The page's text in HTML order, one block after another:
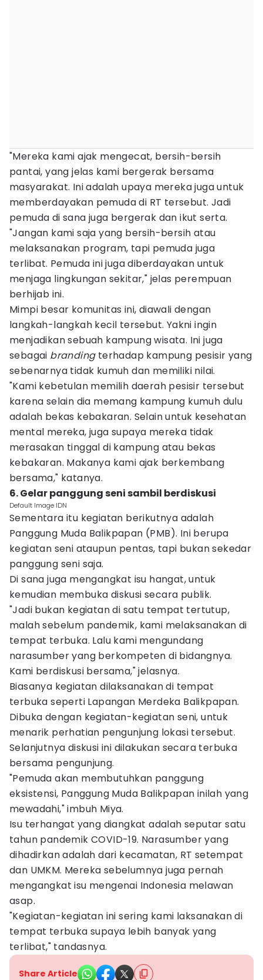
"Mereka kami ajak mengecat, bersih-bersih
pantai, yang jelas kami bergerak bersama
masyarakat. Ini adalah upaya mereka juga untuk
memberdayakan pemuda di RT tersebut. Jadi
pemuda di sana juga bergerak dan ikut serta.
"Jangan kami saja yang bersih-bersih atau
melaksanakan program, tapi pemuda juga
terlibat. Pemuda ini juga diberdayakan untuk
menjaga lingkungan sekitar," jelas perempuan
berhijab ini.
Mimpi besar komunitas ini, diawali dengan
langkah-langkah kecil tersebut. Yakni ingin
menjadikan sebuah kampung wisata. Ini juga
sebagai brandingterhadap kampung pesisir yang
sebenarnya tidak kumuh dan memiliki nilai.
"Kami kebetulan memilih daerah pesisir tersebut
karena selain dia memang kampung kumuh dulu
adalah bekas kebakaran. Selain untuk kesehatan
mental mereka, juga supaya mereka tidak
merasakan tinggal di kampung atau bekas
kebakaran. Makanya kami ajak berkembang
bersama," katanya.
6. Gelar panggung seni sambil berdiskusi
Default Image IDN
Sementara itu kegiatan berikutnya adalah
Panggung Muda Balikpapan (PMB). Ini berupa
kegiatan seni ataupun pentas, tapi bukan sekedar
panggung seni saja.
Di sana juga mengangkat isu hangat, untuk
kemudian membuka diskusi secara publik.
"Jadi bukan kegiatan di satu tempat tertutup,
malah sebelum pandemik, kami melaksanakan di
tempat terbuka. Lalu kami mengundang
narasumber yang berkompeten di bidangnya.
Kami berdiskusi bersama," jelasnya.
Biasanya kegiatan dilaksanakan di tempat
terbuka seperti Lapangan Merdeka Balikpapan.
Dibuka dengan kegiatan-kegiatan seni, untuk
menarik perhatian pengunjung lokasi tersebut.
Selanjutnya diskusi ini dilakukan secara terbuka
bersama pengunjung.
"Pemuda akan membutuhkan panggung
eksistensi, Panggung Muda Balikpapan inilah yang
mewadahi," imbuh Miya.
Isu terhangat yang diangkat adalah seputar satu
tahun pandemik COVID-19. Narasumber yang
dihadirkan adalah dari kecamatan, RT setempat
dan UMKM. Mereka sebelumnya juga pernah
mengangkat isu mengenai Indonesia melawan
asap.
"Kegiatan-kegiatan ini sering kami laksanakan di
tempat terbuka supaya lebih banyak yang
terlibat," tandasnya.
Share Article